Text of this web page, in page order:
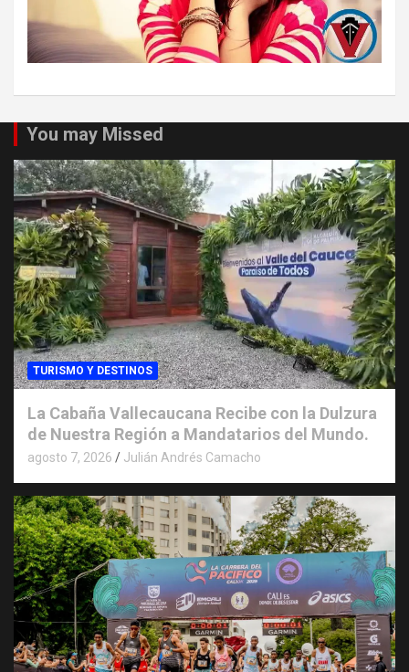
You may Missed
TURISMO Y DESTINOS
La Cabaña Vallecaucana Recibe con la Dulzura
de Nuestra Región a Mandatarios del Mundo.
agosto 7, 2026 Julián Andrés Camacho